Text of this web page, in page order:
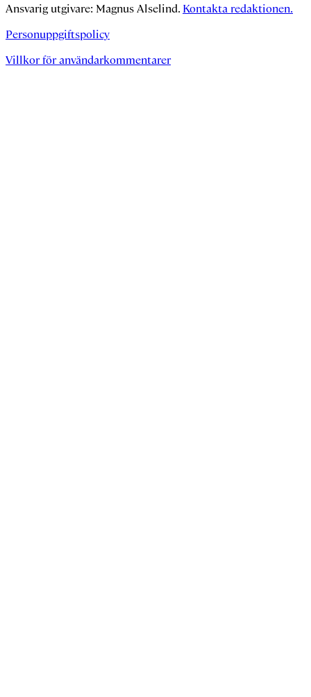
Ansvarig utgivare: Magnus Alselind. Kontakta redaktionen.
Personuppgiftspolicy
Villkor för användarkommentarer